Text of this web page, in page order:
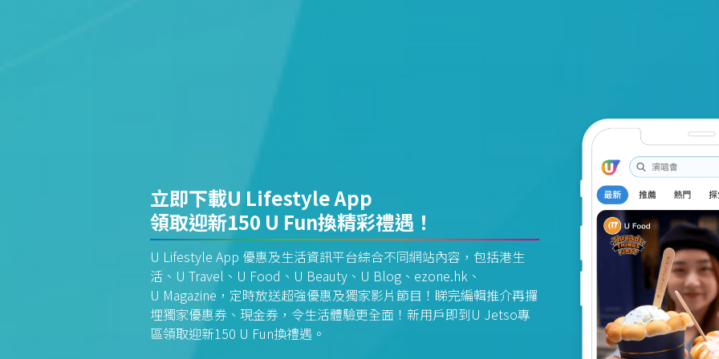
立即下載U Lifestyle App
領取迎新150 U Fun換精彩禮遇！
U Lifestyle App 優惠及生活資訊平台綜合不同網站內容，包括港生
活、U Travel、U Food、U Beauty、U Blog、ezone.hk、
U Magazine，定時放送超強優惠及獨家影片節目！睇完編輯推介再攞
埋獨家優惠券、現金券，令生活體驗更全面！新用戶即到U Jetso專
區領取迎新150 U Fun換禮遇。